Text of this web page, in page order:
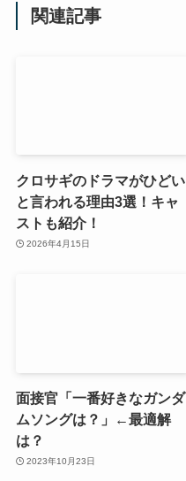
関連記事
クロサギのドラマがひどい
と言われる理由3選！キャ
ストも紹介！
2026年4月15日
面接官「一番好きなガンダ
ムソングは？」←最適解
は？
2023年10月23日